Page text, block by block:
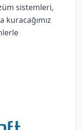
sistemleri,
kuracağımız